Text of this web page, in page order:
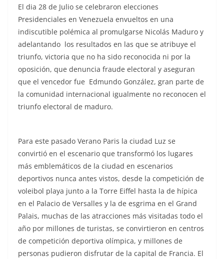
El dia 28 de Julio se celebraron elecciones
Presidenciales en Venezuela envueltos en una
indiscutible polémica al promulgarse Nicolás Maduro y
adelantando los resultados en las que se atribuye el
triunfo, victoria que no ha sido reconocida ni por la
oposición, que denuncia fraude electoral y aseguran
que el vencedor fue Edmundo González, gran parte de
la comunidad internacional igualmente no reconocen el
triunfo electoral de maduro.
Para este pasado Verano Paris la ciudad Luz se
convirtió en el escenario que transformó los lugares
más emblemáticos de la ciudad en escenarios
deportivos nunca antes vistos, desde la competición de
voleibol playa junto a la Torre Eiffel hasta la de hípica
en el Palacio de Versalles y la de esgrima en el Grand
Palais, muchas de las atracciones más visitadas todo el
año por millones de turistas, se convirtieron en centros
de competición deportiva olímpica, y millones de
personas pudieron disfrutar de la capital de Francia. El